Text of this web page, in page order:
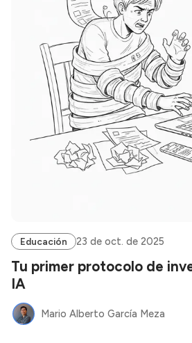
Educación 23 de oct. de 2025
Tu primer protocolo de
IA
Mario Alberto García Meza